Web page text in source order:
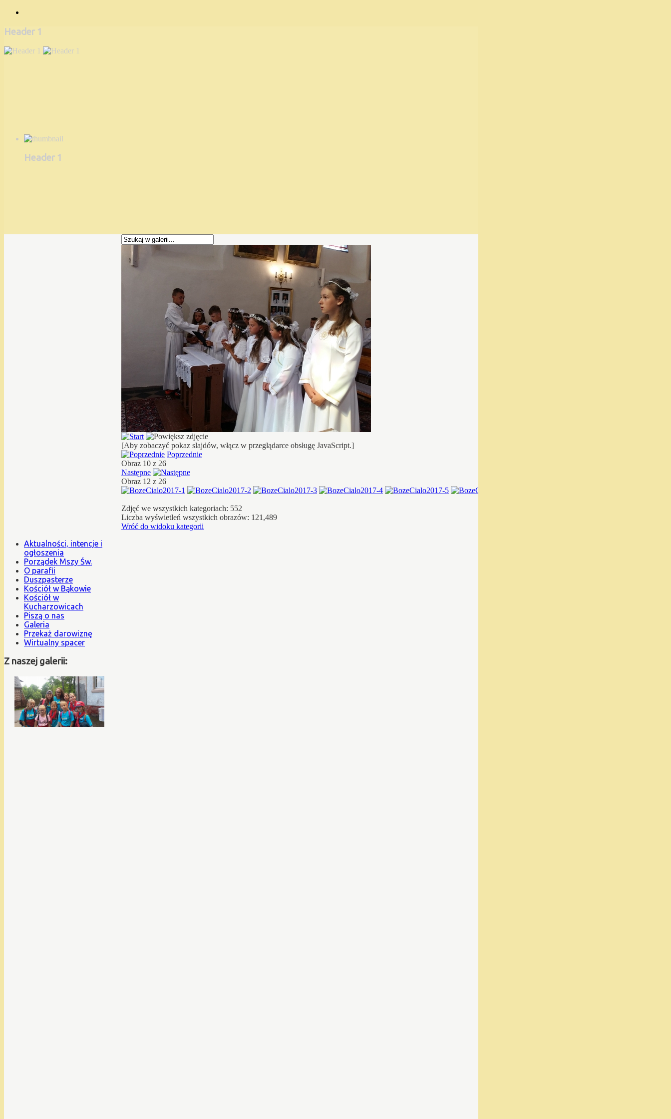
Header 1
Header 1
[Aby zobaczyć pokaz slajdów, włącz w przeglądarce obsługę JavaScript.]
Poprzednie
Obraz 10 z 26
Następne
Obraz 12 z 26
Zdjęć we wszystkich kategoriach: 552
Liczba wyświetleń wszystkich obrazów: 121,489
Wróć do widoku kategorii
Aktualności, intencje i
ogłoszenia
Porządek Mszy Św.
O parafii
Duszpasterze
Kościół w Bąkowie
Kościół w
Kucharzowicach
Piszą o nas
Galeria
Przekaż darowiznę
Wirtualny spacer
Z naszej galerii: